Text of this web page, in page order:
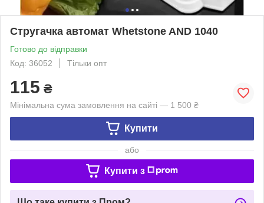
Стругачка автомат Whetstone AND 1040
Готово до відправки
Код: 36052
Тільки опт
115 ₴
Мінімальна сума замовлення на сайті — 1 500 ₴
Купити
або
Купити з